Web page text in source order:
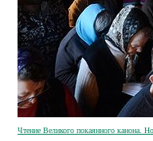
Чтение Великого покаянного канона.